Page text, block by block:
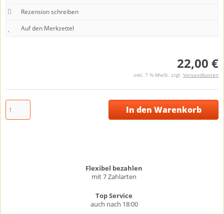
Rezension schreiben
22,00 €
inkl. 7 % MwSt. zzgl. Versandkosten
In den Warenkorb
Flexibel bezahlen
mit 7 Zahlarten
Top Service
auch nach 18:00